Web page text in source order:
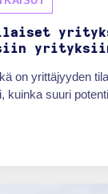
on yrittäjyyden
kuinka suuri